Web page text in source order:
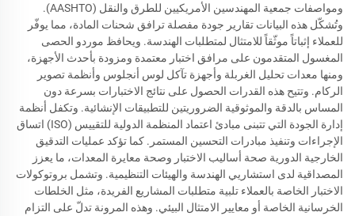
ومواصفات جمعية المهندسين الأمريكيين للطرق والنقل (AASHTO).
وتُشكّل هذه البيانات تقارير جودة مفصلة ترافق شحنات المادة، مما يوفّر
للعملاء إثباتاً موثّقاً للامتثال لمتطلبات الهندسة. ويحافظ موردو الحصى
المغسول المتقدمون على مرافق اختبار معتمدة ومزودة بأحدث الأجهزة،
ومنها معدات تحليل الغربلة وأجهزة تآكل لوس أنجلوس وأنظمة تصوير
الركام. وتتيح هذه القدرات الحصول على نتائج الاختبارات بسرعة دون
المساس بالدقة والموثوقية الضروريتين للتطبيقات الإنشائية. وتكفل أنظمة
إدارة الجودة التي تتبنى مبادئ اعتماد المنظمة الدولية للتقييس (ISO) اتساق
الإجراءات وتنفيذ مبادرات التحسين المستمر. كما تؤكد عمليات التدقيق
الخارجية الدورية صحة أساليب الاختبار وصحة معايرة المعدات، ما يعزز
المصداقية لدى استشاريي الهندسة والهيئات التنظيمية. وتشمل بروتوكولات
الاختبار الخاصة بالعملاء تلبية متطلبات المشاريع الفريدة، مثل الخلطات
الخرسانية الخاصة أو معايير الامتثال البيئي. وهذه المرونة تدلّ على التزام